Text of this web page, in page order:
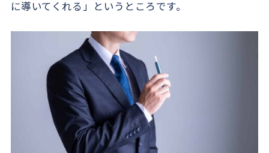
に導いてくれる」というところです。